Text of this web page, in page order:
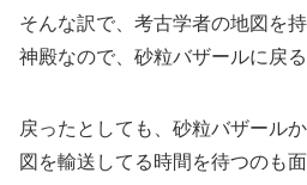
そんな訳で、考古学者の地図を
神殿なので、砂粒バザールに戻る
戻ったとしても、砂粒バザール
図を輸送してる時間を待つのも面